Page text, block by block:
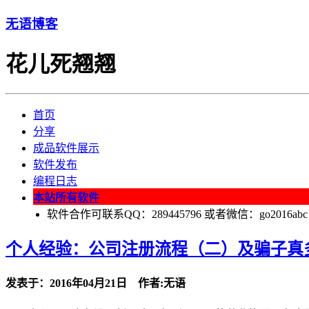
无语博客
花儿死翘翘
首页
分享
成品软件展示
软件发布
编程日志
本站所有软件
软件合作可联系QQ：289445796 或者微信：go2016abc
个人经验：公司注册流程（二）及骗子真
发表于：2016年04月21日 作者:无语